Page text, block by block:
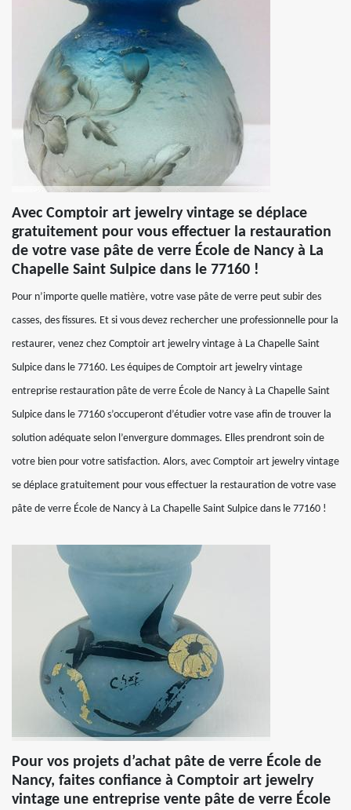
Avec Comptoir art jewelry vintage se déplace
gratuitement pour vous effectuer la restauration
de votre vase pâte de verre École de Nancy à La
Chapelle Saint Sulpice dans le 77160 !
Pour n’importe quelle matière, votre vase pâte de verre peut subir des
casses, des fissures. Et si vous devez rechercher une professionnelle pour la
restaurer, venez chez Comptoir art jewelry vintage à La Chapelle Saint
Sulpice dans le 77160. Les équipes de Comptoir art jewelry vintage
entreprise restauration pâte de verre École de Nancy à La Chapelle Saint
Sulpice dans le 77160 s’occuperont d’étudier votre vase afin de trouver la
solution adéquate selon l’envergure dommages. Elles prendront soin de
votre bien pour votre satisfaction. Alors, avec Comptoir art jewelry vintage
se déplace gratuitement pour vous effectuer la restauration de votre vase
pâte de verre École de Nancy à La Chapelle Saint Sulpice dans le 77160 !
Pour vos projets d’achat pâte de verre École de
Nancy, faites confiance à Comptoir art jewelry
vintage une entreprise vente pâte de verre École